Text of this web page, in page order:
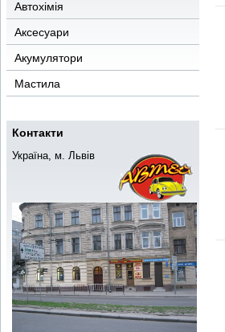
Автохімія
Аксесуари
Акумулятори
Мастила
Контакти
Україна, м. Львів